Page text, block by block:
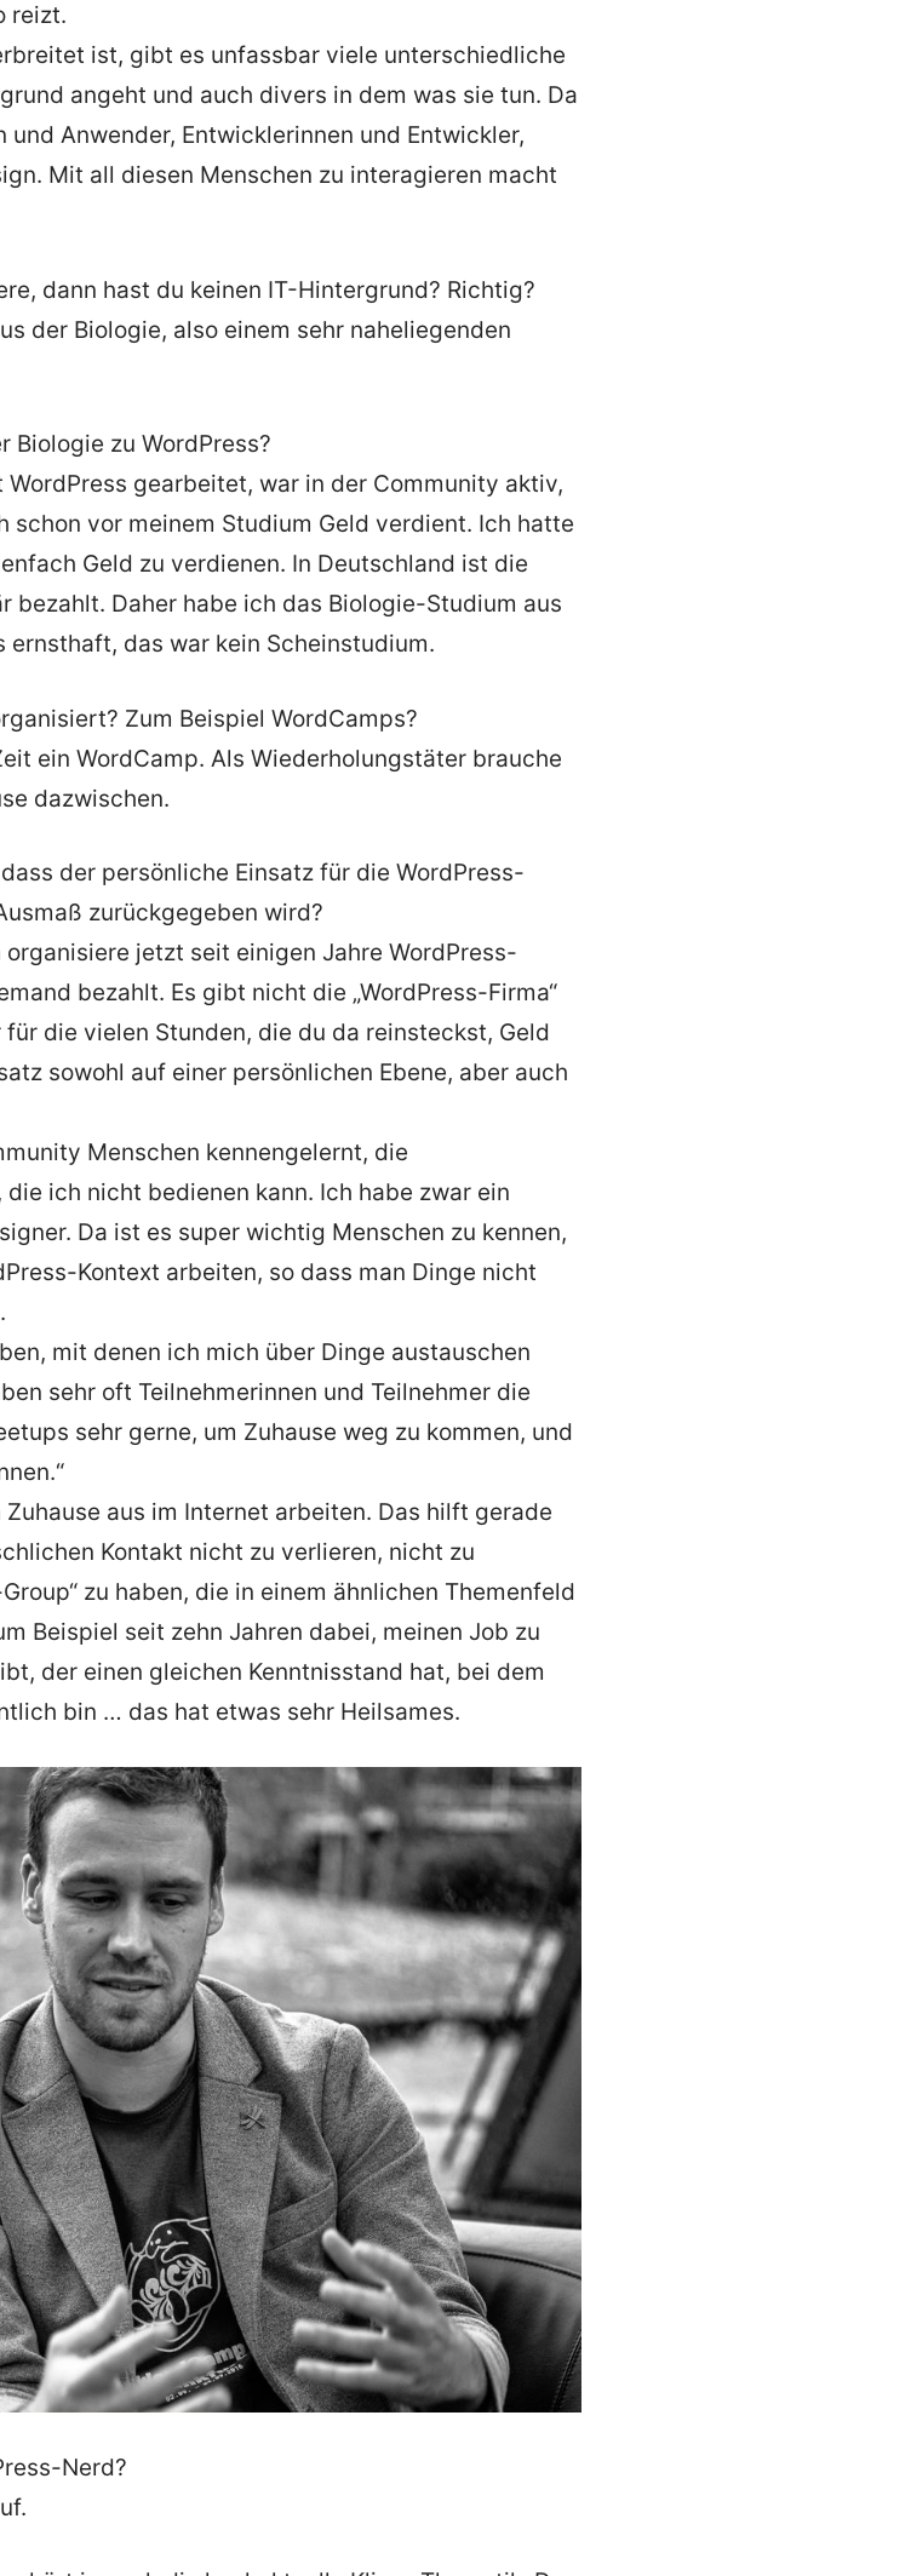
reizt.
ist, gibt es unfassbar viele unterschiedliche
angeht und auch divers in dem was sie tun. Da
Anwender, Entwicklerinnen und Entwickler,
Mit all diesen Menschen zu interagieren macht
dann hast du keinen IT-Hintergrund? Richtig?
der Biologie, also einem sehr naheliegenden
Biologie zu WordPress?
gearbeitet, war in der Community aktiv,
vor meinem Studium Geld verdient. Ich hatte
Geld zu verdienen. In Deutschland ist die
bezahlt. Daher habe ich das Biologie-Studium aus
das war kein Scheinstudium.
Zum Beispiel WordCamps?
ein WordCamp. Als Wiederholungstäter brauche
dazwischen.
der persönliche Einsatz für die WordPress-
zurückgegeben wird?
organisiere jetzt seit einigen Jahre WordPress-
bezahlt. Es gibt nicht die „WordPress-Firma“
die vielen Stunden, die du da reinsteckst, Geld
sowohl auf einer persönlichen Ebene, aber auch
Menschen kennengelernt, die
ich nicht bedienen kann. Ich habe zwar ein
Da ist es super wichtig Menschen zu kennen,
Kontext arbeiten, so dass man Dinge nicht
mit denen ich mich über Dinge austauschen
sehr oft Teilnehmerinnen und Teilnehmer die
sehr gerne, um Zuhause weg zu kommen, und
aus im Internet arbeiten. Das hilft gerade
Kontakt nicht zu verlieren, nicht zu
zu haben, die in einem ähnlichen Themenfeld
Beispiel seit zehn Jahren dabei, meinen Job zu
der einen gleichen Kenntnisstand hat, bei dem
bin … das hat etwas sehr Heilsames.
Nerd?